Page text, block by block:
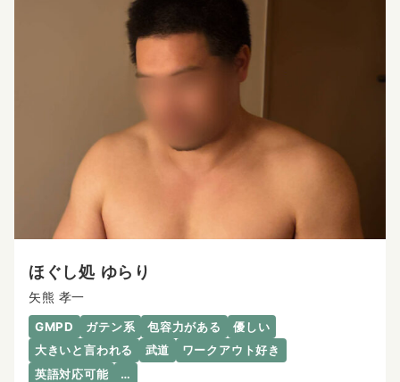
ほぐし処 ゆらり
矢熊 孝一
GMPD ガテン系 包容力がある
優しい
大きいと言われる
武道
ワークアウト好き
英語対応可能
…